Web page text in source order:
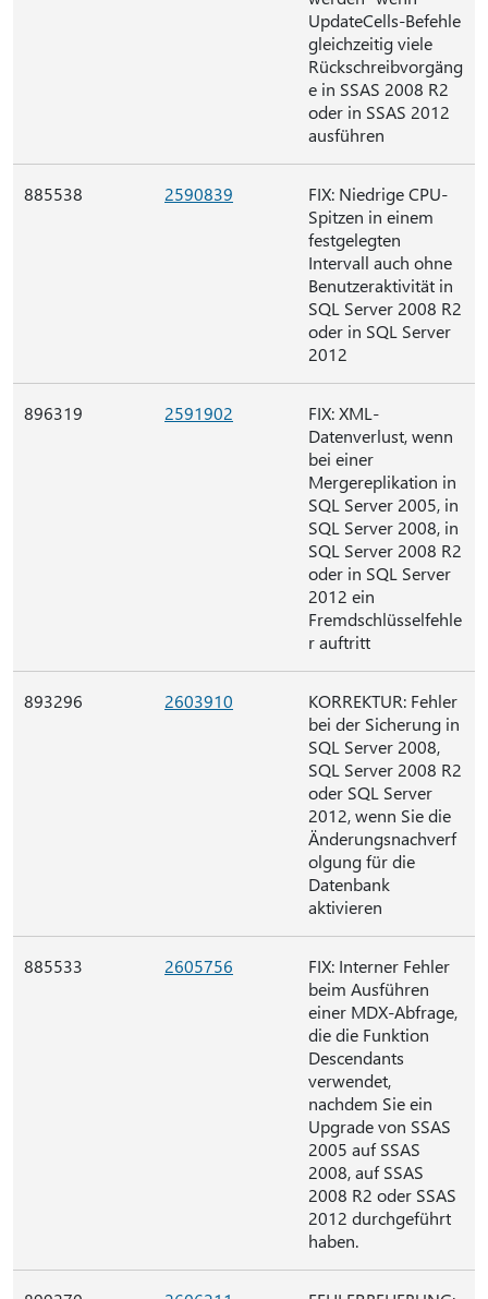
UpdateCells-Befehle
gleichzeitig viele
Rückschreibvorgäng
e in SSAS 2008 R2
oder in SSAS 2012
ausführen
885538 2590839
FIX: Niedrige CPU-
Spitzen in einem
festgelegten
Intervall auch ohne
Benutzeraktivität in
SQL Server 2008 R2
oder in SQL Server
2012
896319 2591902
FIX: XML-
Datenverlust, wenn
bei einer
Mergereplikation in
SQL Server 2005, in
SQL Server 2008, in
SQL Server 2008 R2
oder in SQL Server
2012 ein
Fremdschlüsselfehle
r auftritt
893296 2603910
KORREKTUR: Fehler
bei der Sicherung in
SQL Server 2008,
SQL Server 2008 R2
oder SQL Server
2012, wenn Sie die
Änderungsnachverf
olgung für die
Datenbank
aktivieren
885533 2605756
FIX: Interner Fehler
beim Ausführen
einer MDX-Abfrage,
die die Funktion
Descendants
verwendet,
nachdem Sie ein
Upgrade von SSAS
2005 auf SSAS
2008, auf SSAS
2008 R2 oder SSAS
2012 durchgeführt
haben.